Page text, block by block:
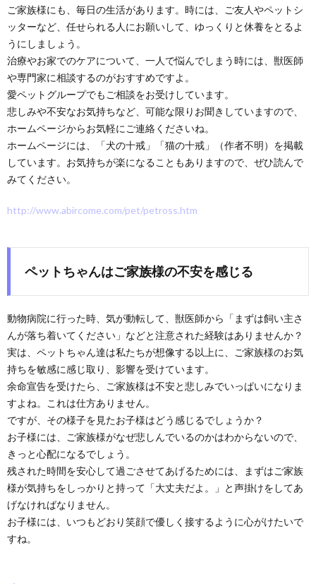
ご家族様にも、毎日の生活があります。時には、ご友人やペットシ
ッターなど、任せられる人にお願いして、ゆっくりと休養をとるよ
うにしましょう。
治療やお家でのケアについて、一人で悩んでしまう時には、獣医師
や専門家に相談するのがおすすめですよ。
愛ペットグループでもご相談をお受けしています。
悲しみや不安なお気持ちなど、可能な限りお聞きしていますので、
ホームページからお気軽にご連絡くださいね。
ホームページには、「犬の十戒」「猫の十戒」（作者不明）を掲載
しています。お気持ちが楽になることもありますので、ぜひ読んで
みてください。
http://www.abircome.com/pet/petross.htm
ペットちゃんはご家族様の不安を感じる
動物病院に行った時、気が動転して、獣医師から「まずは飼い主さ
んが落ち着いてください」などと注意された経験はありませんか？
実は、ペットちゃん達は私たちが想像する以上に、ご家族様のお気
持ちを敏感に感じ取り、影響を受けています。
余命宣告を受けたら、ご家族様は不安と悲しみでいっぱいになりま
すよね。これは仕方ありません。
ですが、その様子を見たお子様はどう感じるでしょうか？
お子様には、ご家族様がなぜ悲しんでいるのかはわからないので、
きっと心配になるでしょう。
残された時間を安心して過ごさせてあげるためには、まずはご家族
様が気持ちをしっかりと持って「大丈夫だよ。」と声掛けをしてあ
げなければなりません。
お子様には、いつもどおり笑顔で優しく接するように心がけたいで
すね。